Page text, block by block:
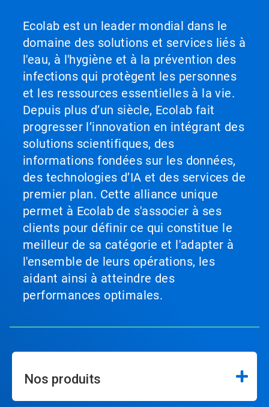
Ecolab est un leader mondial dans le
domaine des solutions et services liés à
l'eau, à l'hygiène et à la prévention des
infections qui protègent les personnes
et les ressources essentielles à la vie.
Depuis plus d’un siècle, Ecolab fait
progresser l’innovation en intégrant des
solutions scientifiques, des
informations fondées sur les données,
des technologies d’IA et des services de
premier plan. Cette alliance unique
permet à Ecolab de s'associer à ses
clients pour définir ce qui constitue le
meilleur de sa catégorie et l'adapter à
l'ensemble de leurs opérations, les
aidant ainsi à atteindre des
performances optimales.
Nos produits